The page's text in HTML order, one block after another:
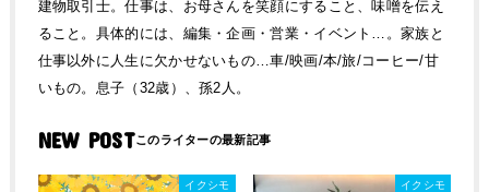
建物取引士。仕事は、お母さんを笑顔にすること、味噌を伝え
ること。具体的には、編集・企画・営業・イベント…。家族と
仕事以外に人生に欠かせないもの…車/映画/本/旅/コーヒー/甘
いもの。息子（32歳）、孫2人。
NEW POST
イクシモ イクシモ